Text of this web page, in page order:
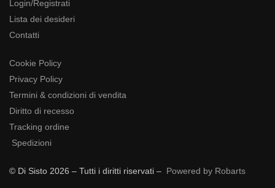
Login/Registrati
Lista dei desideri
Contatti
Cookie Policy
Privacy Policy
Termini & condizioni di vendita
Diritto di recesso
Tracking ordine
Spedizioni
© Di Sisto 2026 – Tutti i diritti riservati – Powered by Robarts